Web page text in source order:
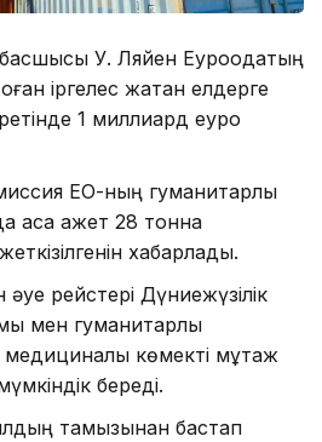
У. Ляйен Еуроодақтың
іргелес жатқан елдерге
1 миллиард еуро
ЕО-ның гуманитарлық
аса қажет 28 тонна
хабарлады.
рейстері Дүниежүзілік
мен гуманитарлық
көмекті мұқтаж
береді.
тамызынан бастап